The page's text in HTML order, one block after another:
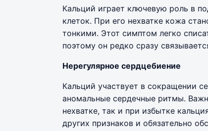
Кальций играет ключевую роль в
клеток. При его нехватке кожа
тонкими. Этот симптом легко
поэтому он редко сразу
Нерегулярное сердцебиение
Кальций участвует в сокращении
аномальные сердечные ритмы.
нехватке, так и при избытке
других признаков и обязательно